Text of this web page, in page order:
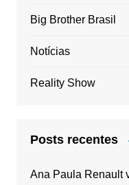
Big Brother Brasil
Notícias
Reality Show
Posts recentes
Ana Paula Renault